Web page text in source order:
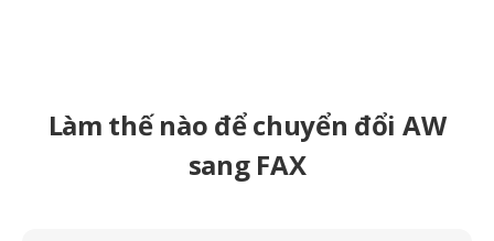
Làm thế nào để chuyển đổi AW
sang FAX